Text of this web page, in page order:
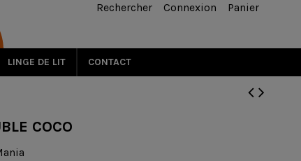
Rechercher Connexion Panier
LINGE DE LIT CONTACT
COCO